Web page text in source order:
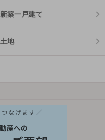
新築一戸建て
土地